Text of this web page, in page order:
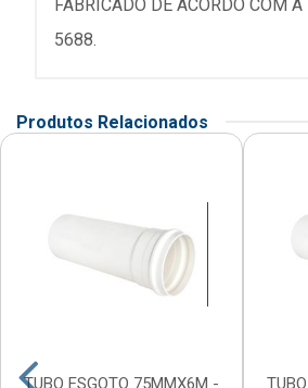
FABRICADO DE ACORDO COM
5688.
Produtos Relacionados
TUBO ESGOTO 75MMX6M -